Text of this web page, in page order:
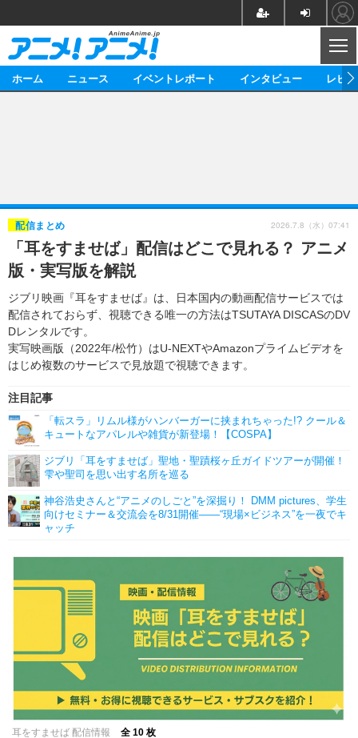
ゲーム グッズ
イベント
海外イベント ビジネス
俳優・タレント アーティスト
ビジネス
アニメ 実写
書評
ゲーム 座談会
動画
アニメ！アニメ！TV ABEMA Cafe
ホーム ニュース イベントレポート インタビュー レビ
「耳をすませば」配信はどこで見れる？ アニメ
版・実写版を解説
ジブリ映画『耳をすませば』は、日本国内の動画配信サービスでは
配信されておらず、視聴できる唯一の方法はTSUTAYA DISCASのDV
Dレンタルです。
実写映画版（2022年/松竹）はU-NEXTやAmazonプライムビデオを
はじめ複数のサービスで見放題で視聴できます。
配信まとめ
注目記事
「転スラ」リムル様がハンバーガーに挟まれちゃった!? クール＆
キュートなアパレルや雑貨が新登場！【COSPA】
ジブリ「耳をすませば」聖地・聖蹟桜ヶ丘ガイドツアーが開催！
雫や聖司を思い出す名所を巡る
神谷浩史さんと“アニメのしごと”を深掘り！ DMM pictures、学生
向けセミナー＆交流会を8/31開催――“現場×ビジネス”を一夜でキ
ャッチ
2026.7.8（水）07:41
耳をすませば 配信情報 全 10 枚